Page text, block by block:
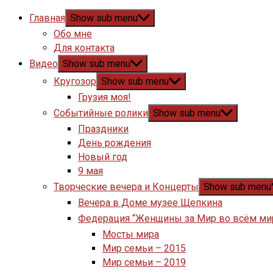
Главная Show sub menu
Обо мне
Для контакта
Видео Show sub menu
Кругозор Show sub menu
Грузия моя!
Событийные ролики Show sub menu
Праздники
День рождения
Новый год
9 мая
Творческие вечера и Концерты Show sub menu
Вечера в Доме музее Щепкина
Федерация “Женщины за Мир во всём
Мосты мира
Мир семьи – 2015
Мир семьи – 2019